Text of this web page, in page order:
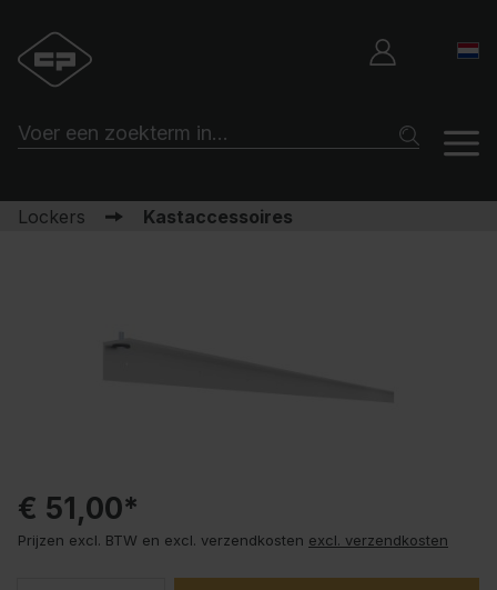
Lockers Kastaccessoires
€ 51,00*
Prijzen excl. BTW en excl. verzendkosten excl. verzendkosten